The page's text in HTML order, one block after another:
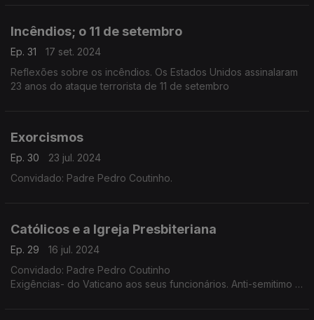
Incêndios; o 11 de setembro
Ep. 31
17 set. 2024
Reflexões sobre os incêndios. Os Estados Unidos assinalaram
23 anos do ataque terrorista de 11 de setembro
Exorcismos
Ep. 30
23 jul. 2024
Convidado: Padre Pedro Coutinho.
Católicos e a Igreja Presbiteriana
Ep. 29
16 jul. 2024
Convidado: Padre Pedro Coutinho
Exigências- do Vaticano aos seus funcionários. Anti-semitimo e